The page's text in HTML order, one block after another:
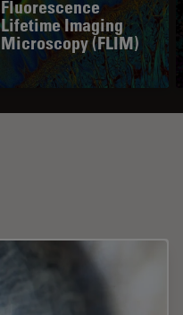
Fluorescence
Lifetime Imaging
Microscopy (FLIM)